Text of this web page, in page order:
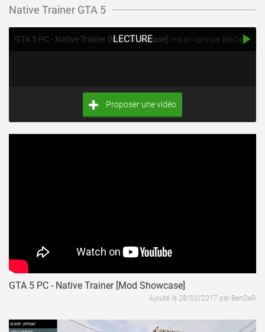
Native Trainer GTA 5
GTA 5 PC - Native Trainer [Mod Showcase] mis en ligne par BenDeR
LECTURE
Proposer une vidéo
GTA 5 PC - Native Trainer [Mod Showcase]
Ajouté le 28/02/2017 par BenDeR